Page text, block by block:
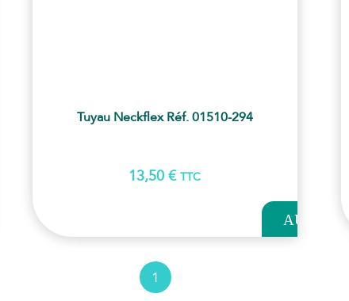
Tuyau Neckflex Réf. 01510-294
13,50€ TTC
AU
1